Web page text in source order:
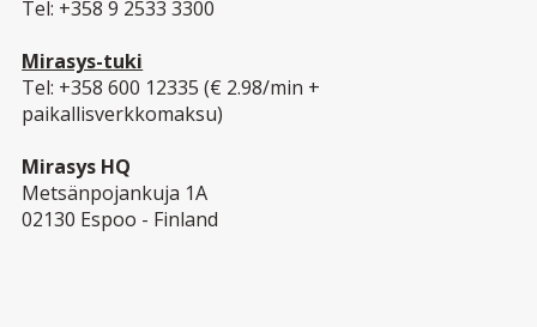
Tel: +358 9 2533 3300
Mirasys-tuki
Tel: +358 600 12335 (€ 2.98/min +
paikallisverkkomaksu)
Mirasys HQ
Metsänpojankuja 1A
02130 Espoo - Finland